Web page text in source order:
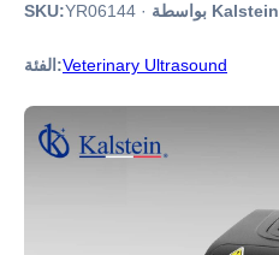
SKU:YR06144 · بواسطة Kalstein
الفئة:Veterinary Ultrasound